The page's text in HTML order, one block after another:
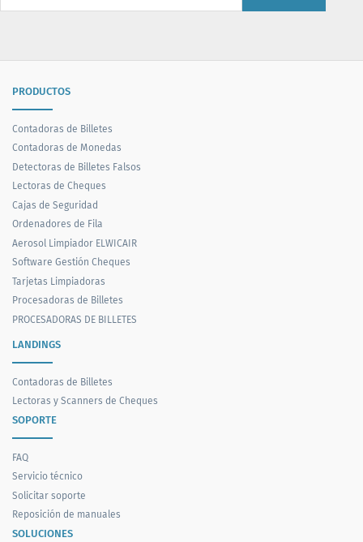
PRODUCTOS
Contadoras de Billetes
Contadoras de Monedas
Detectoras de Billetes Falsos
Lectoras de Cheques
Cajas de Seguridad
Ordenadores de Fila
Aerosol Limpiador ELWICAIR
Software Gestión Cheques
Tarjetas Limpiadoras
Procesadoras de Billetes
PROCESADORAS DE BILLETES
LANDINGS
Contadoras de Billetes
Lectoras y Scanners de Cheques
SOPORTE
FAQ
Servicio técnico
Solicitar soporte
Reposición de manuales
SOLUCIONES